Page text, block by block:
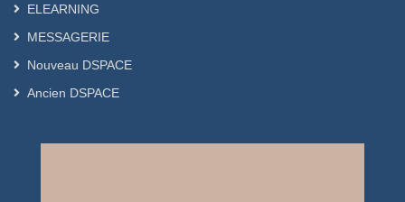
ELEARNING
MESSAGERIE
Nouveau DSPACE
Ancien DSPACE